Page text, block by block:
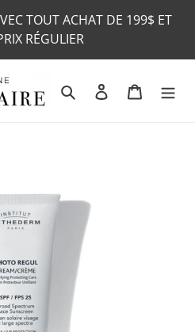
TOUT ACHAT DE 199$ ET
RÉGULIER
RechercherSe connecter
Panier